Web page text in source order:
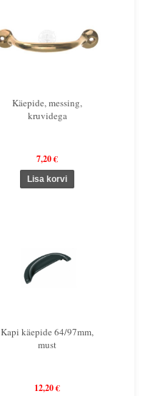
Käepide, messing,
kruvidega
7,20 €
Kapi käepide 64/97mm,
must
12,20 €